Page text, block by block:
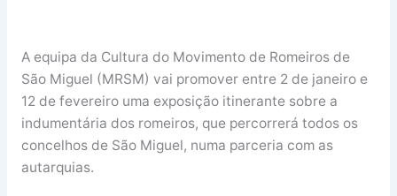
A equipa da Cultura do Movimento de Romeiros de
São Miguel (MRSM) vai promover entre 2 de janeiro e
12 de fevereiro uma exposição itinerante sobre a
indumentária dos romeiros, que percorrerá todos os
concelhos de São Miguel, numa parceria com as
autarquias.